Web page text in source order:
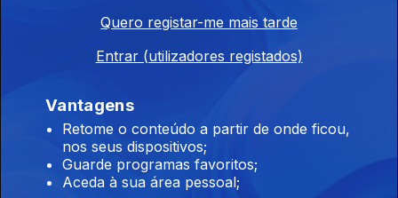
Ep. 62
23 mai. 2026
Igreja Católica
Igreja Católica + União Budista Portuguesa
Quero registar-me mais tarde
Entrar (utilizadores registados)
Vantagens
Retome o conteúdo a partir de onde ficou,
nos seus dispositivos;
Guarde programas favoritos;
Aceda à sua área pessoal;